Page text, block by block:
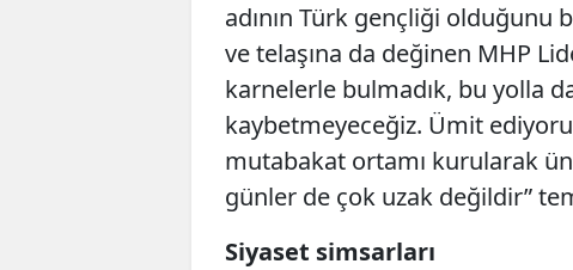
adının Türk gençliği olduğunu
ve telaşına da değinen MHP
karnelerle bulmadık, bu yolla
kaybetmeyeceğiz. Ümit
mutabakat ortamı kurularak
günler de çok uzak değildir”
Siyaset simsarları